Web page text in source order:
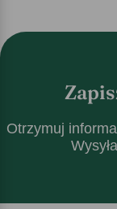
Otrzymuj